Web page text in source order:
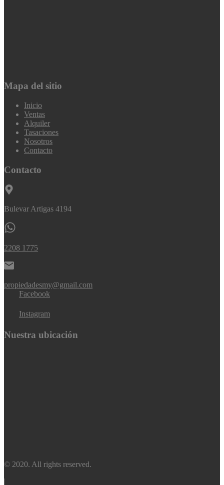
Mapa del sitio
Inicio
Ventas
Alquiler
Tasaciones
Nosotros
Contacto
Contacto
Bulevar Artigas 4194
2208 1775
propiedadesmy@gmail.com
Facebook
Instagram
Nuestra ubicación
© 2020. All rights reserved.
|